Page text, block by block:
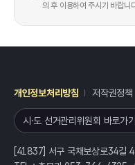
의 후 이용하여 주시기 바랍니
개인정보처리방침 저작권정책
시·도 선거관리위원회 바로가기
[41837] 서구 국채보상로34길